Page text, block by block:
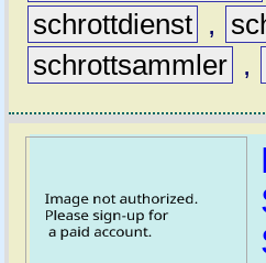
schrottdienst ,
schrottsammler ,